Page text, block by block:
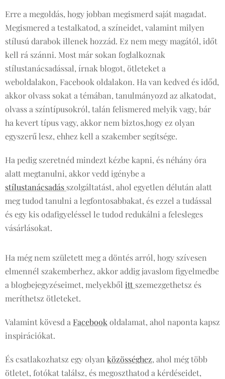
Erre a megoldás, hogy jobban megismerd saját magadat.
Megismered a testalkatod, a színeidet, valamint milyen
stílusú darabok illenek hozzád. Ez nem megy magától, időt
kell rá szánni. Most már sokan foglalkoznak
stílustanácsadással, írnak blogot, ötleteket a
weboldalakon, Facebook oldalakon. Ha van kedved és időd,
akkor olvass sokat a témában, tanulmányozd az alkatodat,
olvass a színtípusokról, talán felismered melyik vagy, bár
ha kevert típus vagy, akkor nem biztos,hogy ez olyan
egyszerű lesz, ehhez kell a szakember segítsége.
Ha pedig szeretnéd mindezt kézbe kapni, és néhány óra
alatt megtanulni, akkor vedd igénybe a
stílustanácsadás szolgáltatást, ahol egyetlen délután alatt
meg tudod tanulni a legfontosabbakat, és ezzel a tudással
és egy kis odafigyeléssel le tudod redukálni a felesleges
vásárlásokat.
Ha még nem született meg a döntés arról, hogy szívesen
elmennél szakemberhez, akkor addig javaslom figyelmedbe
a blogbejegyzéseimet, melyekből itt szemezgethetsz és
meríthetsz ötleteket.
Valamint kövesd a Facebook oldalamat, ahol naponta kapsz
inspirációkat.
És csatlakozhatsz egy olyan közösséghez, ahol még több
ötletet, fotókat találsz, és megoszthatod a kérdéseidet,